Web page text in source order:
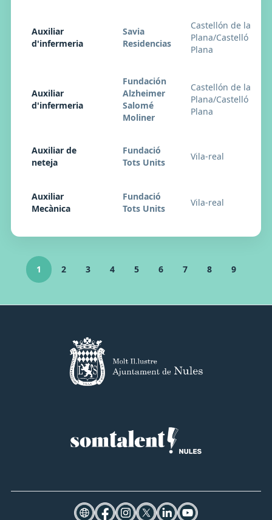
Auxiliar
d'infermeria
Savia
Residencias
Castellón de la
Plana/Castelló de la
Plana
Auxiliar
d'infermeria
Fundación
Alzheimer
Salomé
Moliner
Castellón de la
Plana/Castelló de la
Plana
Auxiliar de
neteja
Fundació
Tots Units
Vila-real
Auxiliar
Mecànica
Fundació
Tots Units
Vila-real
1 2 3 4 5 6 7 8 9